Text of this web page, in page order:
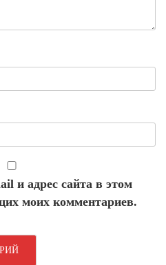
и адрес сайта в этом
моих комментариев.